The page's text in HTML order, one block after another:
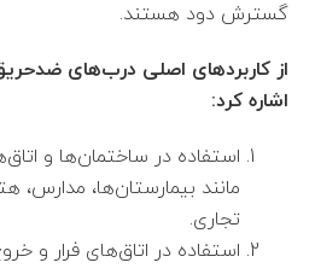
گسترش دود هستند.
از کاربردهای اصلی درب‌های
اشاره کرد:
استفاده در ساختمان‌ها و
مانند بیمارستان‌ها، مدارس،
تجاری.
استفاده در اتاق‌های فرار و